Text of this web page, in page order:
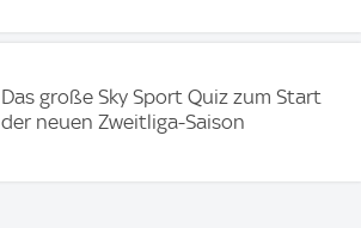
Das große Sky Sport Quiz zum Start
der neuen Zweitliga-Saison